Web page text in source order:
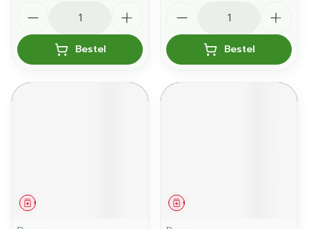
Bestel Bestel
Geneesmiddel Geneesmiddel